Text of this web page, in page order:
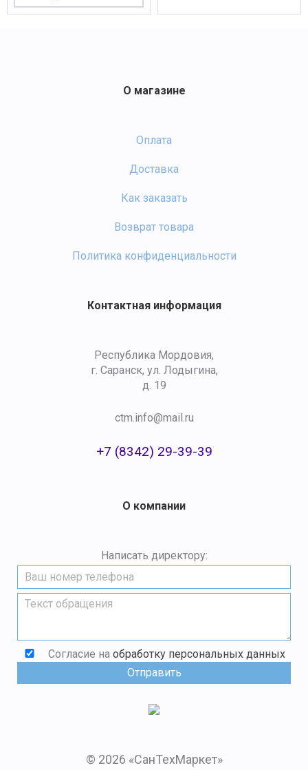
© 2026 «СанТехМаркет»
О магазине
Оплата
Доставка
Как заказать
Возврат товара
Политика конфиденциальности
О компании
Написать директору:
Согласие на обработку персональных данных
Контактная информация
Республика Мордовия,
г. Саранск, ул. Лодыгина,
д. 19
ctm.info@mail.ru
+7 (8342) 29-39-39